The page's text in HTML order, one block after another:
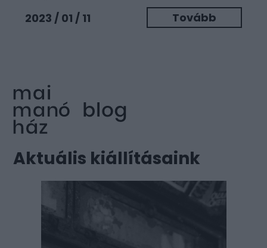
2023 / 01 / 11 Tovább
Aktuális kiállításaink